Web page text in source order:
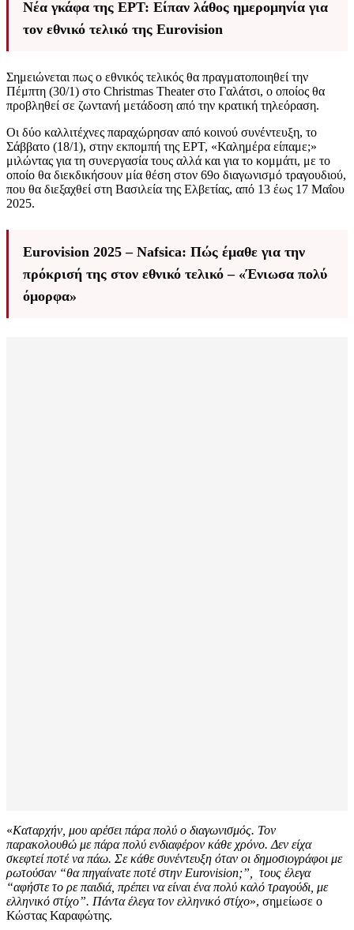
Νέα γκάφα της ΕΡΤ: Είπαν λάθος ημερομηνία για
τον εθνικό τελικό της Eurovision
Σημειώνεται πως ο εθνικός τελικός θα πραγματοποιηθεί την
Πέμπτη (30/1) στο Christmas Theater στο Γαλάτσι, ο οποίος θα
προβληθεί σε ζωντανή μετάδοση από την κρατική τηλεόραση.
Οι δύο καλλιτέχνες παραχώρησαν από κοινού συνέντευξη, το
Σάββατο (18/1), στην εκπομπή της ΕΡΤ, «Καλημέρα είπαμε;»
μιλώντας για τη συνεργασία τους αλλά και για το κομμάτι, με το
οποίο θα διεκδικήσουν μία θέση στον 69ο διαγωνισμό τραγουδιού,
που θα διεξαχθεί στη Βασιλεία της Ελβετίας, από 13 έως 17 Μαΐου
2025.
Eurovision 2025 – Nafsica: Πώς έμαθε για την
πρόκρισή της στον εθνικό τελικό – «Ένιωσα πολύ
όμορφα»
«Καταρχήν, μου αρέσει πάρα πολύ ο διαγωνισμός. Τον
παρακολουθώ με πάρα πολύ ενδιαφέρον κάθε χρόνο. Δεν είχα
σκεφτεί ποτέ να πάω. Σε κάθε συνέντευξη όταν οι δημοσιογράφοι με
ρωτούσαν “θα πηγαίνατε ποτέ στην Eurovision;”, τους έλεγα
“αφήστε το ρε παιδιά, πρέπει να είναι ένα πολύ καλό τραγούδι, με
ελληνικό στίχο”. Πάντα έλεγα τον ελληνικό στίχο», σημείωσε ο
Κώστας Καραφώτης.